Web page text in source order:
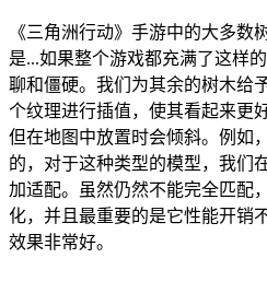
《三角洲行动》手游中的大多数
是...如果整个游戏都充满了这样
聊和僵硬。我们为其余的树木给
个纹理进行插值，使其看起来更
但在地图中放置时会倾斜。例如
的，对于这种类型的模型，我们
加适配。虽然仍然不能完全匹配
化，并且最重要的是它性能开销
效果非常好。